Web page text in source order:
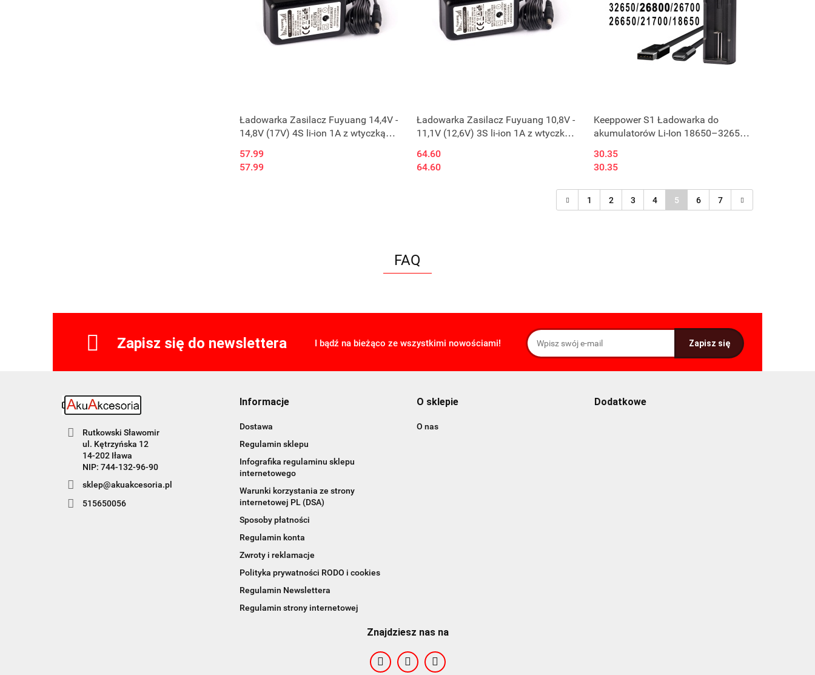
Ładowarka Zasilacz Fuyuang 14,4V -
14,8V (17V) 4S li-ion 1A z wtyczką
57.99
57.99
Ładowarka Zasilacz Fuyuang 10,8V -
11,1V (12,6V) 3S li-ion 1A z wtyczką
64.60
64.60
Keeppower S1 Ładowarka do
akumulatorów Li-Ion 18650–32650
30.35
30.35
1 2 3 4 5 6 7
FAQ
Zapisz się do newslettera I bądź na bieżąco ze wszystkimi nowościami!
Rutkowski Sławomir
ul. Kętrzyńska 12
14-202 Iława
NIP: 744-132-96-90
sklep@akuakcesoria.pl
515650056
Informacje
Dostawa
Regulamin sklepu
Infografika regulaminu sklepu
internetowego
Warunki korzystania ze strony
internetowej PL (DSA)
Sposoby płatności
Regulamin konta
Zwroty i reklamacje
Polityka prywatności RODO i cookies
Regulamin Newslettera
Regulamin strony internetowej
O sklepie
O nas
Dodatkowe
Znajdziesz nas na